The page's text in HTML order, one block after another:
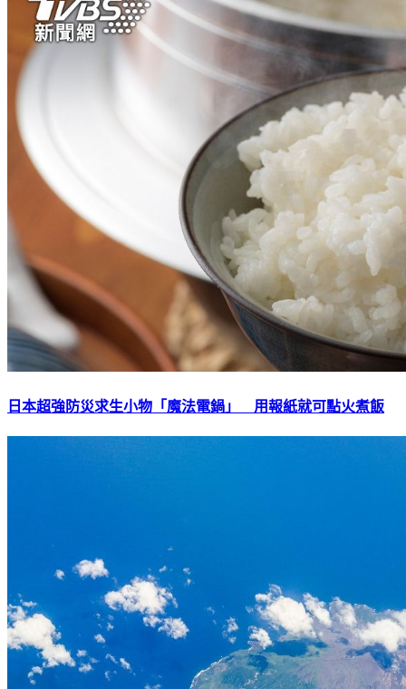
日本超強防災求生小物「魔法電鍋」 用報紙就可點火煮飯